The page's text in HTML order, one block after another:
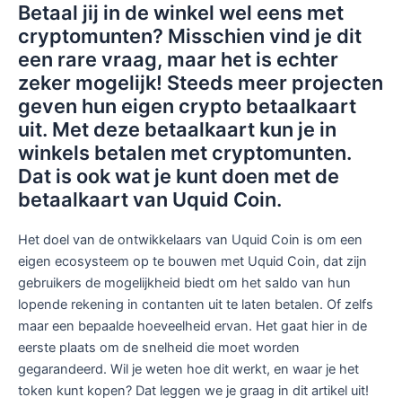
Betaal jij in de winkel wel eens met
cryptomunten? Misschien vind je dit
een rare vraag, maar het is echter
zeker mogelijk! Steeds meer projecten
geven hun eigen crypto betaalkaart
uit. Met deze betaalkaart kun je in
winkels betalen met cryptomunten.
Dat is ook wat je kunt doen met de
betaalkaart van Uquid Coin.
Het doel van de ontwikkelaars van Uquid Coin is om een
eigen ecosysteem op te bouwen met Uquid Coin, dat zijn
gebruikers de mogelijkheid biedt om het saldo van hun
lopende rekening in contanten uit te laten betalen. Of zelfs
maar een bepaalde hoeveelheid ervan. Het gaat hier in de
eerste plaats om de snelheid die moet worden
gegarandeerd. Wil je weten hoe dit werkt, en waar je het
token kunt kopen? Dat leggen we je graag in dit artikel uit!